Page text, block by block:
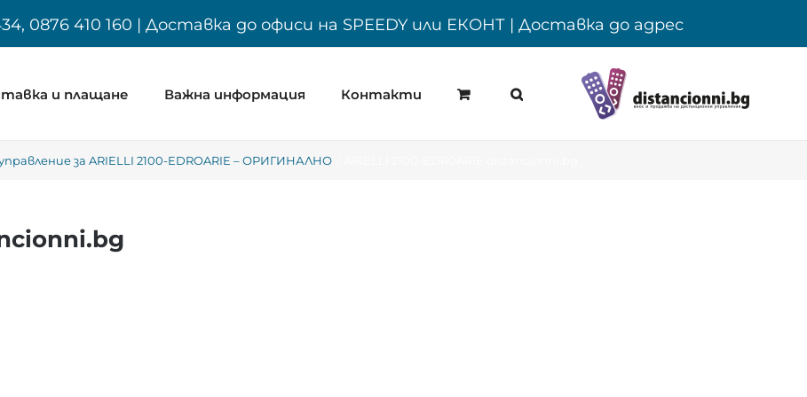
0876 410 160 | Доставка до офиси на SPEEDY или ЕКОНТ | Доставка до адрес
и плащане Важна информация Контакти
за ARIELLI 2100-EDROARIE – ОРИГИНАЛНО